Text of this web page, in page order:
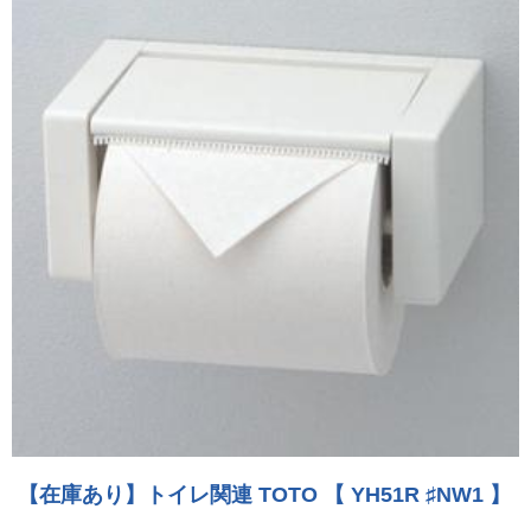
【在庫あり】トイレ関連 TOTO 【 YH51R ♯NW1 】